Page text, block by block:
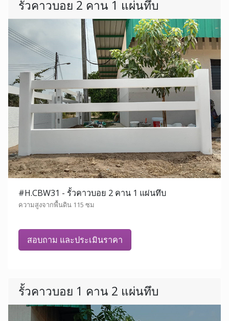
รั้วคาวบอย 2 คาน 1 แผ่นทึบ
#H.CBW31 - รั้วคาวบอย 2 คาน 1 แผ่นทึบ
ความสูงจากพื้นดิน 115 ซม
สอบถาม และประเมินราคา
รั้วคาวบอย 1 คาน 2 แผ่นทึบ